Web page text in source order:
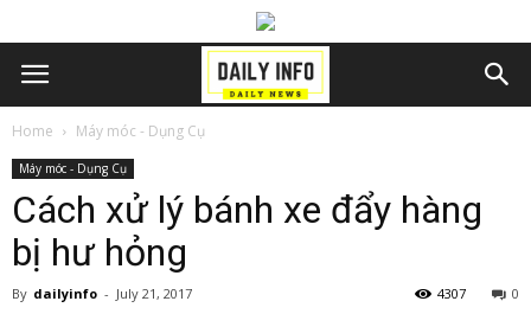
Home Máy móc - Dụng Cụ
Máy móc - Dụng Cụ
Cách xử lý bánh xe đẩy hàng
bị hư hỏng
By dailyinfo - July 21, 2017 0
4307